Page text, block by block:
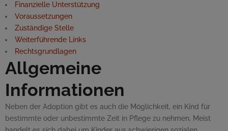
Finanzielle Unterstützung
Voraussetzungen
Zuständige Stelle
Weiterführende Links
Rechtsgrundlagen
Allgemeine
Informationen
Neben der Adoption gibt es auch die Möglichkeit, ein Kind für
bestimmte oder unbestimmte Zeit in Pflege zu nehmen. Meist